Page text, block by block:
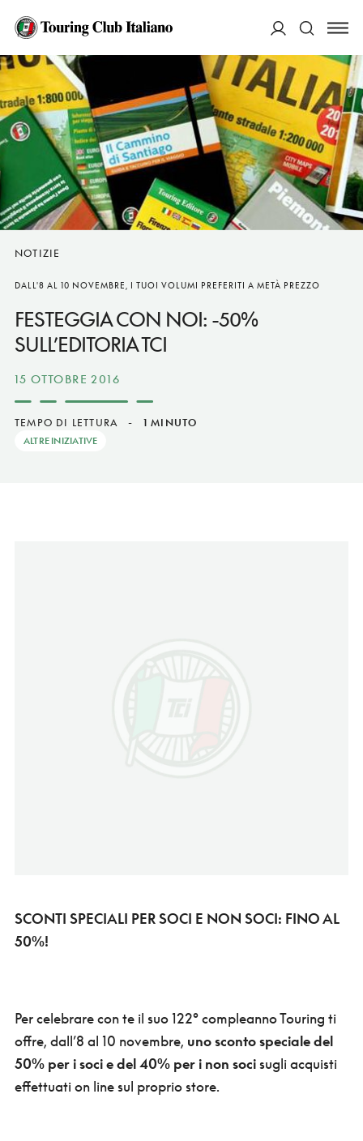
Cerca
NOTIZIE
DALL'8 AL 10 NOVEMBRE, I TUOI VOLUMI PREFERITI A METÀ PREZZO
FESTEGGIA CON NOI: -50%
SULL’EDITORIA TCI
15 OTTOBRE 2016
TEMPO DI LETTURA - 1 MINUTO
ALTRE INIZIATIVE
SCONTI SPECIALI PER SOCI E NON SOCI: FINO AL
50%!
Per celebrare con te il suo 122° compleanno Touring ti
offre, dall’8 al 10 novembre, uno sconto speciale del
50% per i soci e del 40% per i non socisugli acquisti
effettuati on line sul proprio store.